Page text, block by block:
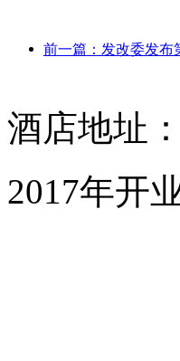
酒店地址
2017年开